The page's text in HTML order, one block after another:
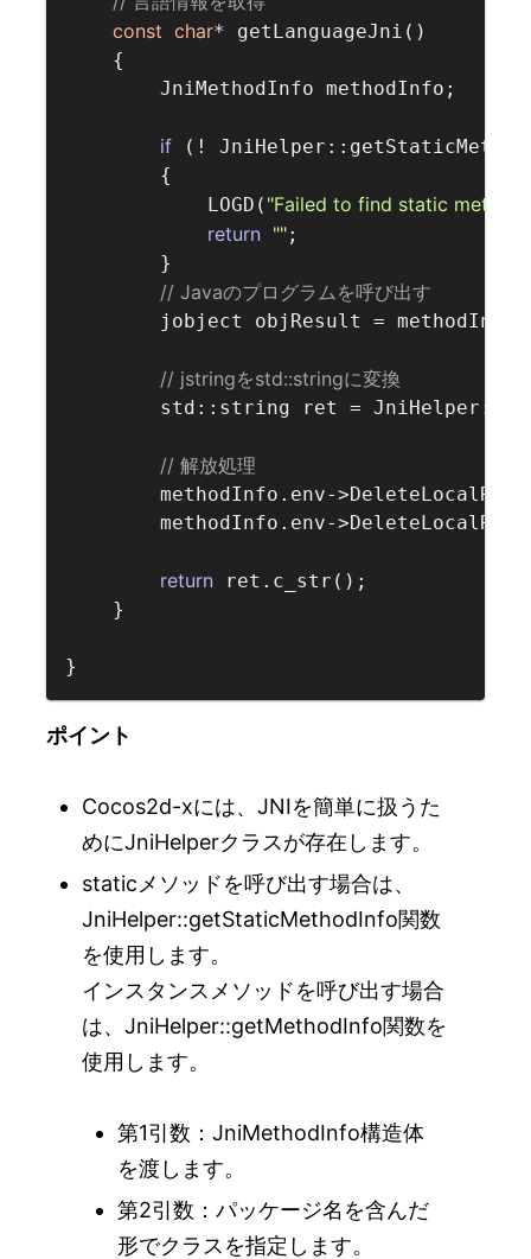
const char* getLanguageJni()
    {
        JniMethodInfo methodInfo;
if (!
        {
            LOGD(
"Failed to find static method
return "";
        }
// Javaのプログラムを呼び出す
jobject objResult =
// jstringをstd::stringに変換
std::string ret =
// 解放処理
methodInfo.env-
methodInfo.env-
return ret.c_str();
    }
ポイント
Cocos2d-xには、JNIを簡単に扱うた
めにJniHelperクラスが存在します。
staticメソッドを呼び出す場合は、
JniHelper::getStaticMethodInfo関数
を使用します。
インスタンスメソッドを呼び出す場合
は、JniHelper::getMethodInfo関数を
使用します。
第1引数：JniMethodInfo構造体
を渡します。
第2引数：パッケージ名を含んだ
形でクラスを指定します。